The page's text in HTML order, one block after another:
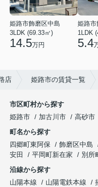
姫路市飾磨区中島
3LDK (69.33㎡)
14.5万円
姫路市
1LDK
5.4
店 姫路市の賃貸一覧
市区町村から探す
姫路市
加古川市 高砂市
町名から探す
四郷町東阿保
飾磨区中島
安田
平岡町新在家 別所
沿線から探す
山陽本線
山陽電鉄本線